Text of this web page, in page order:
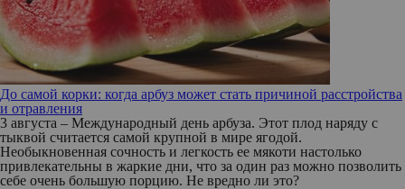
До самой корки: когда арбуз может стать причиной расстройства
и отравления
3 августа – Международный день арбуза. Этот плод наряду с
тыквой считается самой крупной в мире ягодой.
Необыкновенная сочность и легкость ее мякоти настолько
привлекательны в жаркие дни, что за один раз можно позволить
себе очень большую порцию. Не вредно ли это?